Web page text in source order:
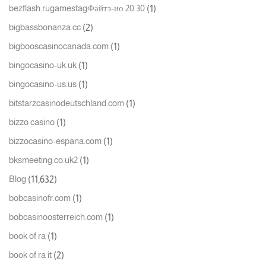
bezflash.rugamestagФайтз-ио 20 30 (1)
bigbassbonanza.cc (2)
bigbooscasinocanada.com (1)
bingocasino-uk.uk (1)
bingocasino-us.us (1)
bitstarzcasinodeutschland.com (1)
bizzo casino (1)
bizzocasino-espana.com (1)
bksmeeting.co.uk2 (1)
Blog (11,632)
bobcasinofr.com (1)
bobcasinoosterreich.com (1)
book of ra (1)
book of ra it (2)